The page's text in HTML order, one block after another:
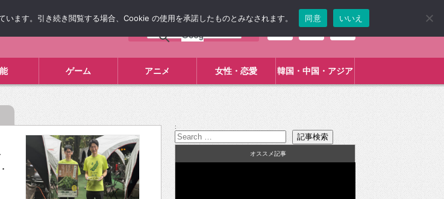
ゲーム アニメ 女性・恋愛 韓国・中国・アジア
:
オススメ記事
ます。引き続き閲覧する場合、Cookie の使用を承諾したものとみなされます。 同意 いいえ